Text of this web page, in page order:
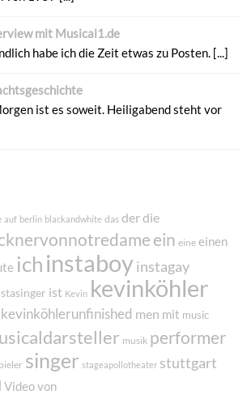
mit Musical1.de
habe ich die Zeit etwas zu Posten. [...]
ist es soweit. Heiligabend steht vor
auf berlin blackandwhite das derdie
ein eine einen
ichinstaboy instagay
ist Kevin kevinköhler
kevinköhlerunfinished men mit music
musik performer
singer stageapollotheater stuttgart
Video von